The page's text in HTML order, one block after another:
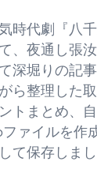
時代劇『八
、夜通し張
深堀りの記
ら整理した
トまとめ、
ァイルを作
て保存しまし